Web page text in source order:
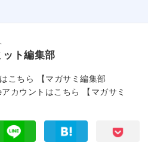
ット編集部
こちら
【マガサミ編集部
カウントはこちら
【マガサミ